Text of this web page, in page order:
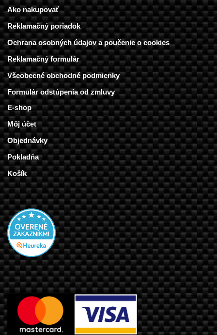
Ako nakupovať
Reklamačný poriadok
Ochrana osobných údajov a poučenie o cookies
Reklamačný formulár
Všeobecné obchodné podmienky
Formulár odstúpenia od zmluvy
E-shop
Môj účet
Objednávky
Pokladňa
Košík